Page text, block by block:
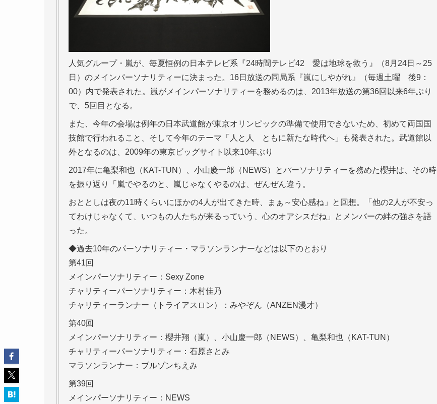
人気グループ・嵐が、毎夏恒例の日本テレビ系『24時間テレビ42 愛は地球を救う』（8月24日～25
日）のメインパーソナリティーに決まった。16日放送の同局系『嵐にしやがれ』（毎週土曜 後9：
00）内で発表された。嵐がメインパーソナリティーを務めるのは、2013年放送の第36回以来6年ぶり
で、5回目となる。
また、今年の会場は例年の日本武道館が東京オリンピックの準備で使用できないため、初めて両国国
技館で行われること、そして今年のテーマ「人と人 ともに新たな時代へ」も発表された。武道館以
外となるのは、2009年の東京ビッグサイト以来10年ぶり
2017年に亀梨和也（KAT-TUN）、小山慶一郎（NEWS）とパーソナリティーを務めた櫻井は、その時
を振り返り「嵐でやるのと、嵐じゃなくやるのは、ぜんぜん違う。
おととしは夜の11時くらいにほかの4人が出てきた時、まぁ～安心感ね」と回想。「他の2人が不安っ
てわけじゃなくて、いつもの人たちが来るっていう、心のオアシスだね」とメンバーの絆の強さを語
った。
◆過去10年のパーソナリティー・マラソンランナーなどは以下のとおり
第41回
メインパーソナリティー：Sexy Zone
チャリティーパーソナリティー：木村佳乃
チャリティーランナー（トライアスロン）：みやぞん（ANZEN漫才）
第40回
メインパーソナリティー：櫻井翔（嵐）、小山慶一郎（NEWS）、亀梨和也（KAT-TUN）
チャリティーパーソナリティー：石原さとみ
マラソンランナー：ブルゾンちえみ
第39回
メインパーソナリティー：NEWS